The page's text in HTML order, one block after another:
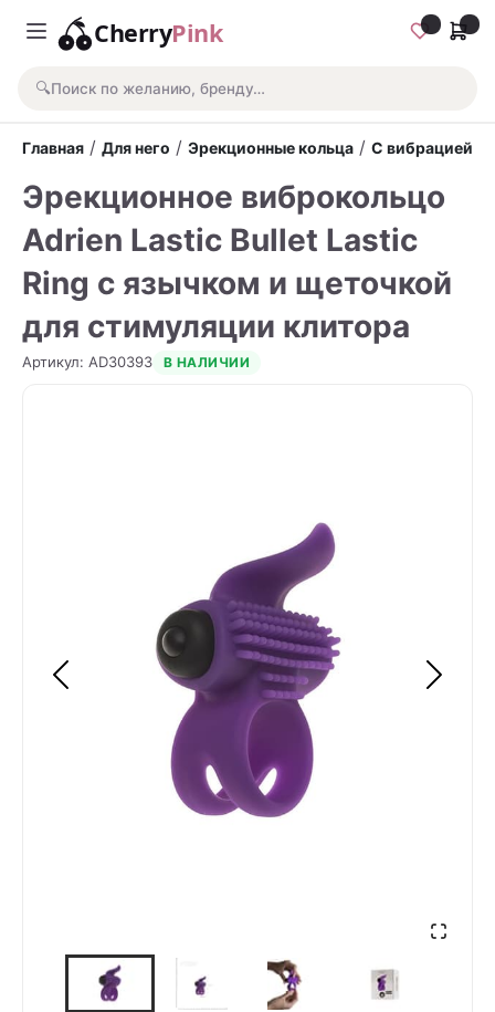
CherryPink
🔍Поиск по желанию, бренду…
Главная / Для него / Эрекционные кольца / С вибрацией
Эрекционное виброкольцо
Adrien Lastic Bullet Lastic
Ring с язычком и щеточкой
для стимуляции клитора
Артикул: AD30393 В НАЛИЧИИ